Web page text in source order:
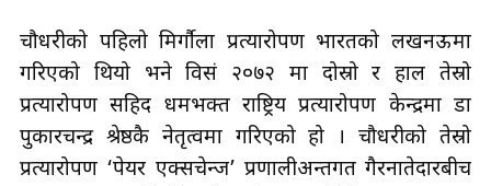
चौधरीको पहिलो मिर्गौला प्रत्यारोपण भारतको लखनऊमा
गरिएको थियो भने विसं २०७२ मा दोस्रो र हाल तेस्रो
प्रत्यारोपण सहिद धर्मभक्त राष्ट्रिय प्रत्यारोपण केन्द्रमा डा
पुकारचन्द्र श्रेष्ठकै नेतृत्वमा गरिएको हो । चौधरीको तेस्रो
प्रत्यारोपण ‘पेयर एक्सचेन्ज’ प्रणालीअन्तर्गत गैरनातेदारबीच